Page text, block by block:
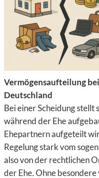
Vermögensaufteilung
Deutschland
Bei einer Scheidung stellt
während der Ehe
Ehepartnern aufgeteilt
Regelung stark vom
also von der rechtlichen
der Ehe. Ohne